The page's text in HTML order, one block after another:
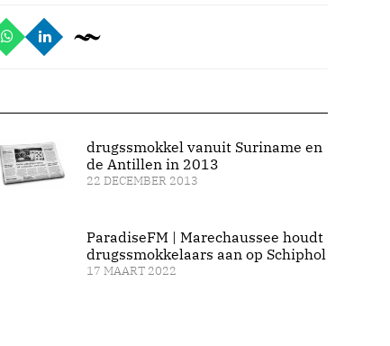
drugssmokkel vanuit Suriname en
de Antillen in 2013
22 DECEMBER 2013
ParadiseFM | Marechaussee houdt
drugssmokkelaars aan op Schiphol
17 MAART 2022